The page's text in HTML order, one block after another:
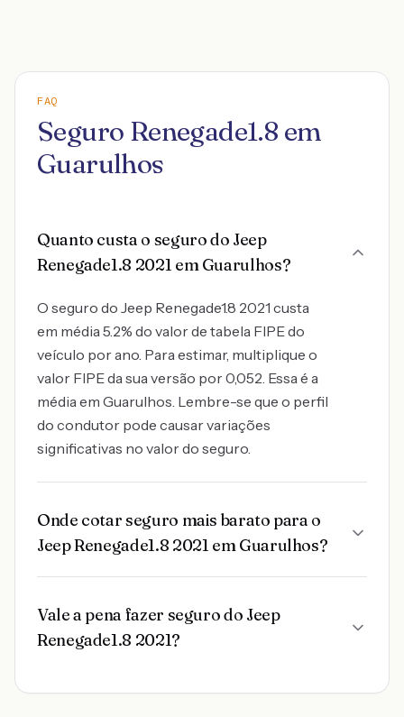
FAQ
Seguro Renegade1.8 em
Guarulhos
Quanto custa o seguro do Jeep
Renegade1.8 2021 em Guarulhos?
O seguro do Jeep Renegade1.8 2021 custa
em média 5.2% do valor de tabela FIPE do
veículo por ano. Para estimar, multiplique o
valor FIPE da sua versão por 0,052. Essa é a
média em Guarulhos. Lembre-se que o perfil
do condutor pode causar variações
significativas no valor do seguro.
Onde cotar seguro mais barato para o
Jeep Renegade1.8 2021 em Guarulhos?
Vale a pena fazer seguro do Jeep
Renegade1.8 2021?